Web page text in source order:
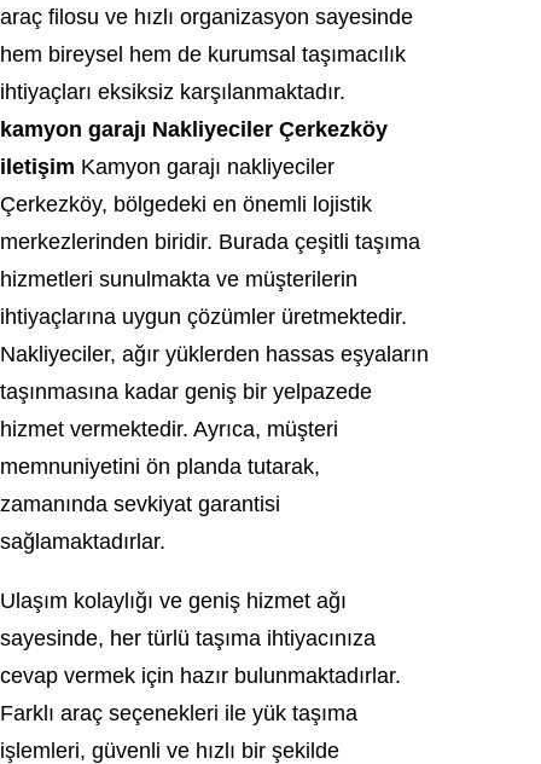
araç filosu ve hızlı organizasyon sayesinde
hem bireysel hem de kurumsal taşımacılık
ihtiyaçları eksiksiz karşılanmaktadır.
kamyon garajı Nakliyeciler Çerkezköy
iletişim Kamyon garajı nakliyeciler
Çerkezköy, bölgedeki en önemli lojistik
merkezlerinden biridir. Burada çeşitli taşıma
hizmetleri sunulmakta ve müşterilerin
ihtiyaçlarına uygun çözümler üretmektedir.
Nakliyeciler, ağır yüklerden hassas eşyaların
taşınmasına kadar geniş bir yelpazede
hizmet vermektedir. Ayrıca, müşteri
memnuniyetini ön planda tutarak,
zamanında sevkiyat garantisi
sağlamaktadırlar.
Ulaşım kolaylığı ve geniş hizmet ağı
sayesinde, her türlü taşıma ihtiyacınıza
cevap vermek için hazır bulunmaktadırlar.
Farklı araç seçenekleri ile yük taşıma
işlemleri, güvenli ve hızlı bir şekilde